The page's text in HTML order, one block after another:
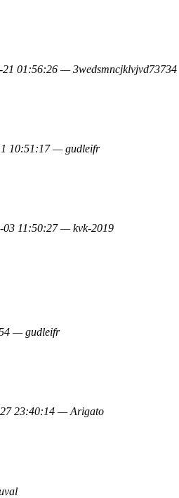
21 01:56:26 — 3wedsmncjklvjvd73734
10:51:17 — gudleifr
03 11:50:27 — kvk-2019
— gudleifr
23:40:14 — Arigato